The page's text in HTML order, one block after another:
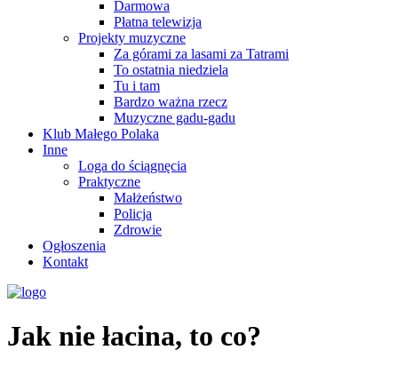
Darmowa
Płatna telewizja
Projekty muzyczne
Za górami za lasami za Tatrami
To ostatnia niedziela
Tu i tam
Bardzo ważna rzecz
Muzyczne gadu-gadu
Klub Małego Polaka
Inne
Loga do ściągnęcia
Praktyczne
Małżeństwo
Policja
Zdrowie
Ogłoszenia
Kontakt
Jak nie łacina, to co?